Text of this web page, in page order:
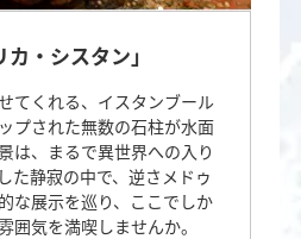
・シスタン」
てくれる、イスタンブール
プされた無数の石柱が水面
は、まるで異世界への入り
た静寂の中で、逆さメドゥ
な展示を巡り、ここでしか
囲気を満喫しませんか。